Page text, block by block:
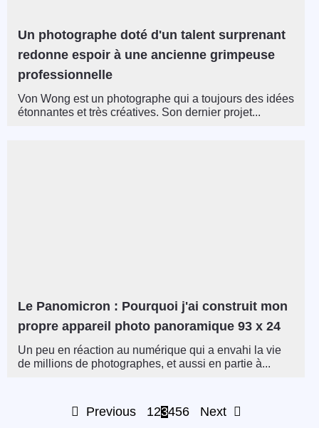
Un photographe doté d'un talent surprenant
redonne espoir à une ancienne grimpeuse
professionnelle
Von Wong est un photographe qui a toujours des idées
étonnantes et très créatives. Son dernier projet...
Le Panomicron : Pourquoi j'ai construit mon
propre appareil photo panoramique 93 x 24
Un peu en réaction au numérique qui a envahi la vie
de millions de photographes, et aussi en partie à...
Previous 123456 Next